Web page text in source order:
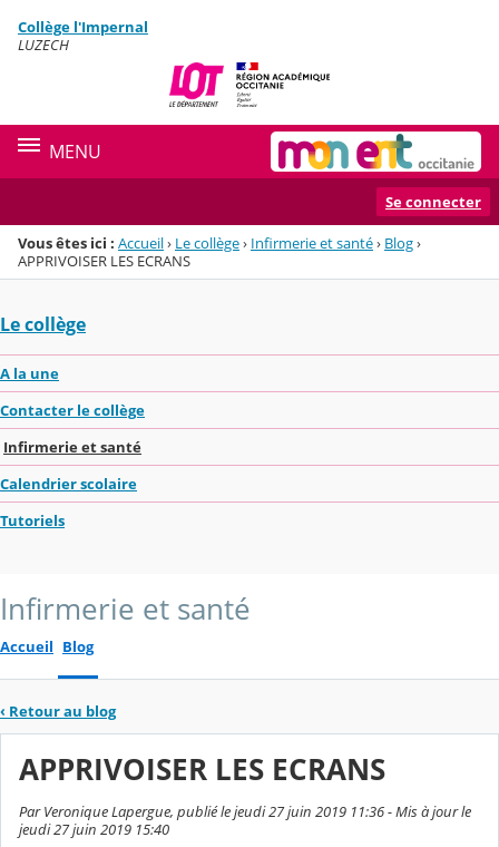
Menu de la rubrique
Contenu
Collège l'Impernal
LUZECH
MENU
Se connecter
Vous êtes ici : Accueil› Le collège› Infirmerie et santé› Blog›
APPRIVOISER LES ECRANS
Le collège
A la une
Contacter le collège
Infirmerie et santé
Calendrier scolaire
Tutoriels
Infirmerie et santé
Accueil Blog
‹ Retour au blog
APPRIVOISER LES ECRANS
Par Veronique Lapergue, publié le jeudi 27 juin 2019 11:36 - Mis à jour le
jeudi 27 juin 2019 15:40